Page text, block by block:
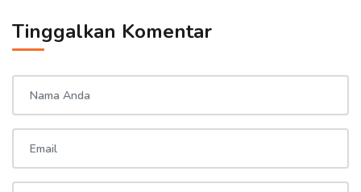
Tinggalkan Komentar